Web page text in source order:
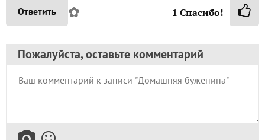
Ответить ✿ 1 Спасибо!
Пожалуйста, оставьте комментарий